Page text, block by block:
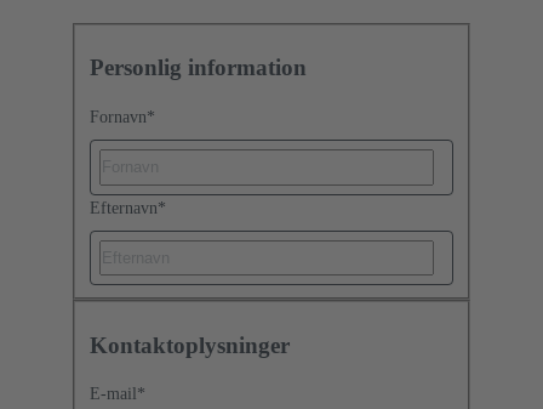
Personlig information
Fornavn*
Efternavn*
Kontaktoplysninger
E-mail *